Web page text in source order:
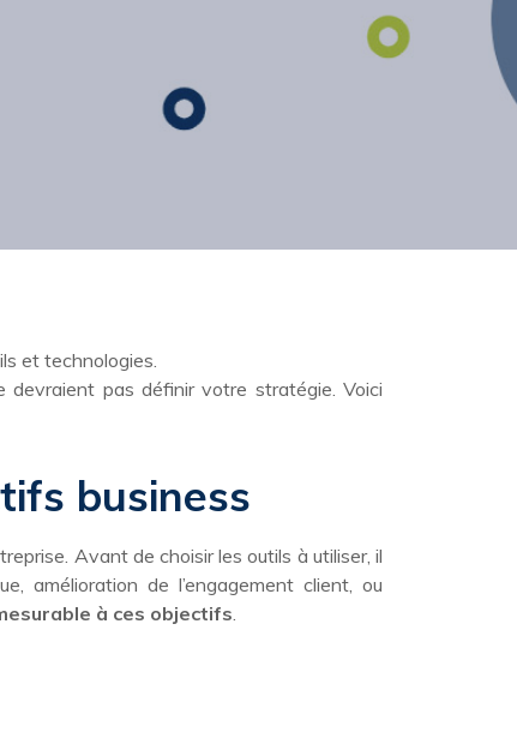
et technologies.
devraient pas définir votre stratégie. Voici
business
Avant de choisir les outils à utiliser, il
amélioration de l’engagement client, ou
à ces objectifs.